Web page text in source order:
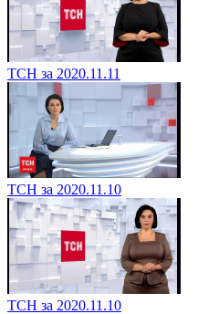
ТСН за 2020.11.11
ТСН за 2020.11.10
ТСН за 2020.11.10